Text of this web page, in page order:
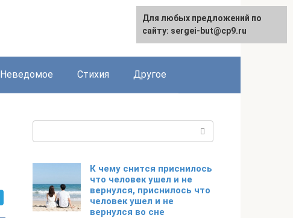
Неведомое Стихия Другое
К чему снится приснилось
что человек ушел и не
вернулся, приснилось что
человек ушел и не
вернулся во сне
Для любых предложений по
сайту: sergei-but@cp9.ru